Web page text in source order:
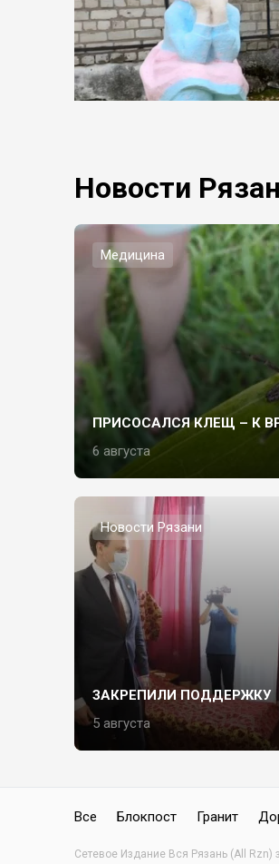
Новости
Медицина
ПРИСОСАЛСЯ КЛЕЩ – К
6 августа
Новости Рязани
ЗАКРЕПИЛИ ПОДДЕРЖКУ
5 августа
Все Блокпост Гранит
Сетевое Издание Вся Рязань (All